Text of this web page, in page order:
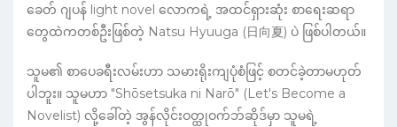
ခေတ် ဂျပန် light novel လောကရဲ့ အထင်ရှားဆုံး စာရေးဆရာ
တွေထဲကတစ်ဦးဖြစ်တဲ့ Natsu Hyuuga (日向夏) ပဲ ဖြစ်ပါတယ်။
သူမ၏ စာပေခရီးလမ်းဟာ သမားရိုးကျပုံစံဖြင့် စတင်ခဲ့တာမဟုတ်
ပါဘူး။ သူမဟာ "Shōsetsuka ni Narō" (Let's Become a
Novelist) လို့ခေါ်တဲ့ အွန်လိုင်းဝတ္ထုဝက်ဘ်ဆိုဒ်မှာ သူမရဲ့